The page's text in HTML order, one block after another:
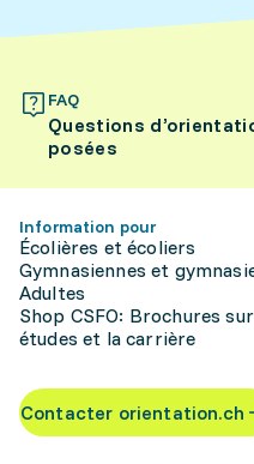
FAQ
Questions
posées
Information pour
Écolières et écoliers
Gymnasiennes et
Adultes
Shop CSFO: Brochures
études et la carrière
Contacter orientation.ch